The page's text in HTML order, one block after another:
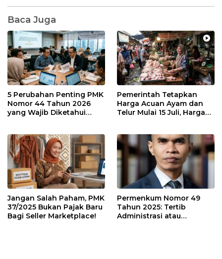
Baca Juga
5 Perubahan Penting PMK
Nomor 44 Tahun 2026
yang Wajib Diketahui
Pemerintah Tetapkan
Harga Acuan Ayam dan
Telur Mulai 15 Juli, Harga
Mahal?
Jangan Salah Paham, PMK
37/2025 Bukan Pajak Baru
Bagi Seller Marketplace!
Permenkum Nomor 49
Tahun 2025: Tertib
Administrasi atau